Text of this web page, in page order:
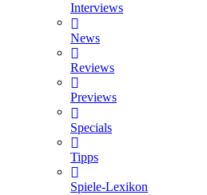
Interviews
News
Reviews
Previews
Specials
Tipps
Spiele-Lexikon